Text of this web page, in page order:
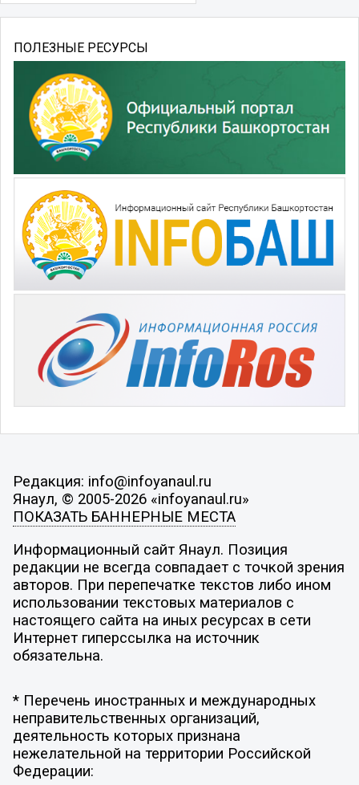
ПОЛЕЗНЫЕ РЕСУРСЫ
Редакция: info@infoyanaul.ru
Янаул, © 2005-2026 «infoyanaul.ru»
ПОКАЗАТЬ БАННЕРНЫЕ МЕСТА
Информационный сайт Янаул. Позиция
редакции не всегда совпадает с точкой зрения
авторов. При перепечатке текстов либо ином
использовании текстовых материалов с
настоящего сайта на иных ресурсах в сети
Интернет гиперссылка на источник
обязательна.
* Перечень иностранных и международных
неправительственных организаций,
деятельность которых признана
нежелательной на территории Российской
Федерации: